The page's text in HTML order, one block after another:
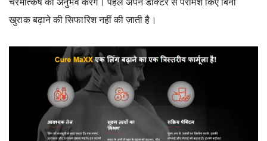
खुराक बढ़ाने की सिफारिश नहीं की जाती है।